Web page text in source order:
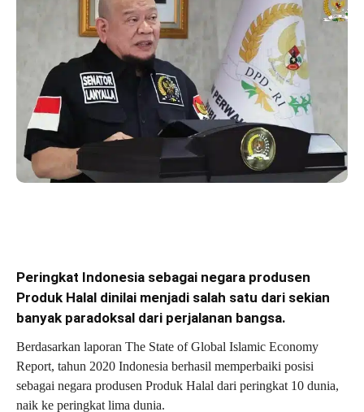
Peringkat Indonesia sebagai negara produsen
Produk Halal dinilai menjadi salah satu dari sekian
banyak paradoksal dari perjalanan bangsa.
Berdasarkan laporan The State of Global Islamic Economy
Report, tahun 2020 Indonesia berhasil memperbaiki posisi
sebagai negara produsen Produk Halal dari peringkat 10 dunia,
naik ke peringkat lima dunia.